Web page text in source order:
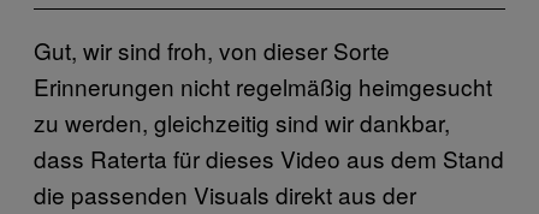
Gut, wir sind froh, von dieser Sorte
Erinnerungen nicht regelmäßig heimgesucht
zu werden, gleichzeitig sind wir dankbar,
dass Raterta für dieses Video aus dem Stand
die passenden Visuals direkt aus der